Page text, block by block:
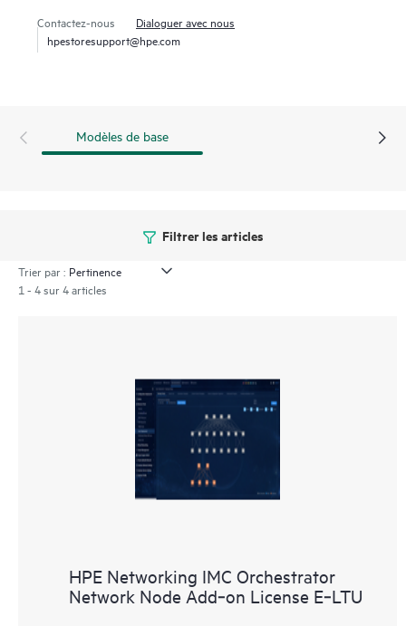
problèmes plus rapides.
Contactez-nous
Dialoguer avec nous
hpestoresupport@hpe.com
Modèles de base
Filtrer les articles
Trier par :
1 - 4 sur 4 articles
HPE Networking IMC Orchestrator
Network Node Add‑on License E‑LTU